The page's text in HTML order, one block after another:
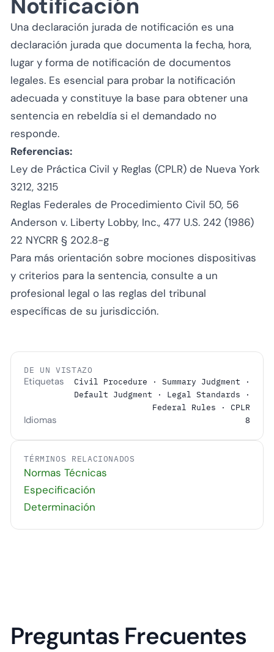
Una declaración jurada de notificación es una
declaración jurada que documenta la fecha, hora,
lugar y forma de notificación de documentos
legales. Es esencial para probar la notificación
adecuada y constituye la base para obtener una
sentencia en rebeldía si el demandado no
responde.
Referencias:
Ley de Práctica Civil y Reglas (CPLR) de Nueva York
3212, 3215
Reglas Federales de Procedimiento Civil 50, 56
Anderson v. Liberty Lobby, Inc., 477 U.S. 242 (1986)
22 NYCRR § 202.8-g
Para más orientación sobre mociones dispositivas
y criterios para la sentencia, consulte a un
profesional legal o las reglas del tribunal
específicas de su jurisdicción.
DE UN VISTAZO
Etiquetas
Civil Procedure · Summary Judgment ·
Default Judgment · Legal Standards ·
Federal Rules · CPLR
Idiomas 8
TÉRMINOS RELACIONADOS
Normas Técnicas
Especificación
Determinación
Preguntas Frecuentes